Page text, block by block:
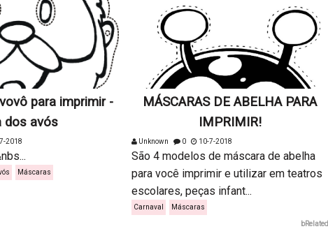
para imprimir -
dos avós
2018
Máscaras
MÁSCARAS DE ABELHA PARA
IMPRIMIR!
Unknown 0 10-7-2018
São 4 modelos de máscara de abelha
para você imprimir e utilizar em teatros
escolares, peças infant...
Carnaval Máscaras
bRelated